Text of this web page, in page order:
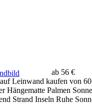
ab 56 €
Leinwand kaufen von
Hängematte Palmen
Strand Inseln Ruhe